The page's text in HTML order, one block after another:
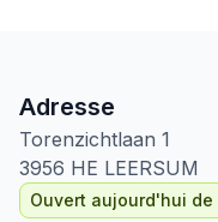
Adresse
Torenzichtlaan 1
3956 HE LEERSUM
Ouvert aujourd'hui de